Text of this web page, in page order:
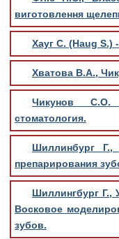
виготовлення
Хауг С. (Haug
Хватова В.А.,
Чикунов С.О.
стоматология.
Шиллинбург
препарирования
Шиллингбург
Восковое
зубов.